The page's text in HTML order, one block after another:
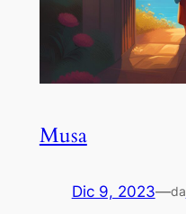
Musa
Dic 9, 2023—da